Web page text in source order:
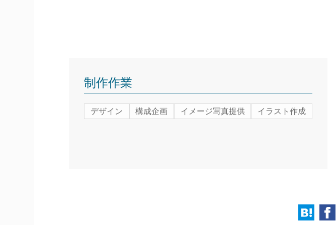
制作作業
デザイン 構成企画 イメージ写真提供 イラスト作成